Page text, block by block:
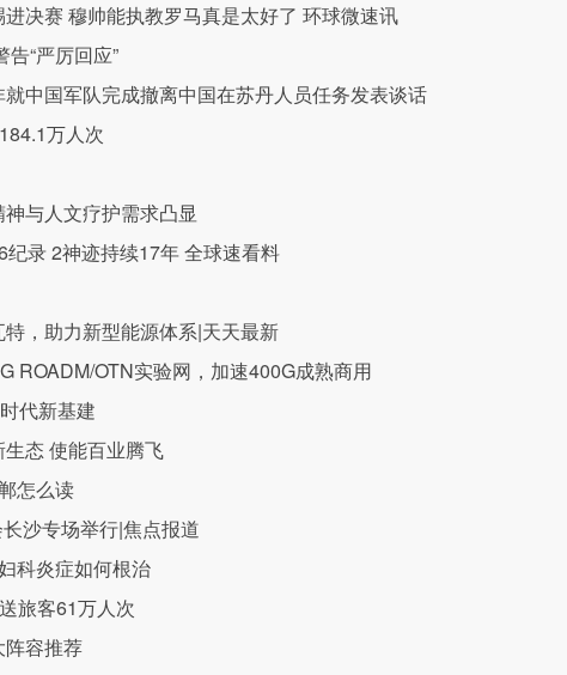
决赛 穆帅能执教罗马真是太好了 环球微速讯
“严厉回应”
中国军队完成撤离中国在苏丹人员任务发表谈话
万人次
与人文疗护需求凸显
录 2神迹持续17年 全球速看料
，助力新型能源体系|天天最新
ROADM/OTN实验网，加速400G成熟商用
代新基建
态 使能百业腾飞
怎么读
沙专场举行|焦点报道
科炎症如何根治
旅客61万人次
阵容推荐